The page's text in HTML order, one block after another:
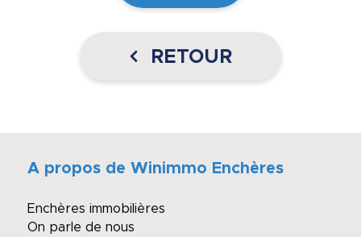
RETOUR
A propos de Winimmo Enchères
Enchères immobilières
On parle de nous